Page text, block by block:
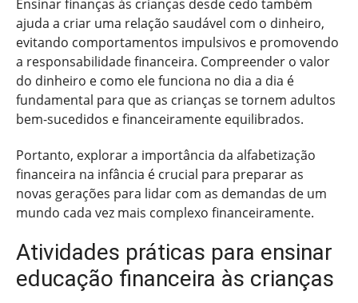
Ensinar finanças às crianças desde cedo também
ajuda a criar uma relação saudável com o dinheiro,
evitando comportamentos impulsivos e promovendo
a responsabilidade financeira. Compreender o valor
do dinheiro e como ele funciona no dia a dia é
fundamental para que as crianças se tornem adultos
bem-sucedidos e financeiramente equilibrados.
Portanto, explorar a importância da alfabetização
financeira na infância é crucial para preparar as
novas gerações para lidar com as demandas de um
mundo cada vez mais complexo financeiramente.
Atividades práticas para ensinar
educação financeira às crianças